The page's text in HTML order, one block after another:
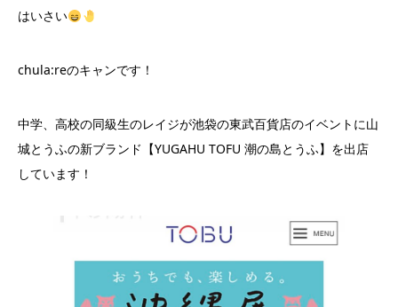
はいさい
chula:reのキャンです！
中学、高校の同級生のレイジが池袋の東武百貨店のイベントに山
城とうふの新ブランド【YUGAHU TOFU 潮の島とうふ】を出店
しています！